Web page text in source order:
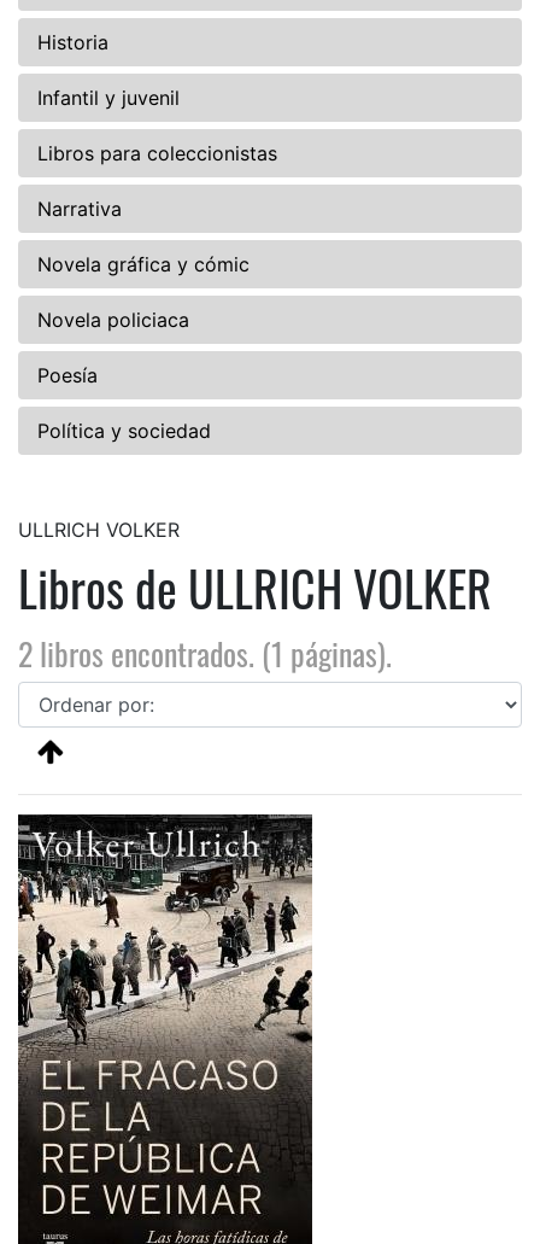
Historia
Infantil y juvenil
Libros para coleccionistas
Narrativa
Novela gráfica y cómic
Novela policiaca
Poesía
Política y sociedad
ULLRICH VOLKER
Libros de ULLRICH VOLKER
2 libros encontrados. (1 páginas).